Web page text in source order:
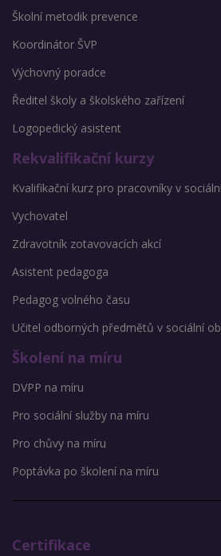
Školní metodik prevence
Koordinátor ŠVP
Výchovný poradce
Ředitel školy a školského zařízení
Logopedický asistent
Rekvalifikační kurzy
Kvalifikační kurz pro pracovníky v
Vychovatel
Zdravotník zotavovacích akcí
Asistent pedagoga
Pedagog volného času
Učitel odborných předmětů v sociální
Školení na míru
DVPP na míru
Pro sociální služby na míru
Pro chůvy na míru
Poptávka po školení na míru
Certifikace